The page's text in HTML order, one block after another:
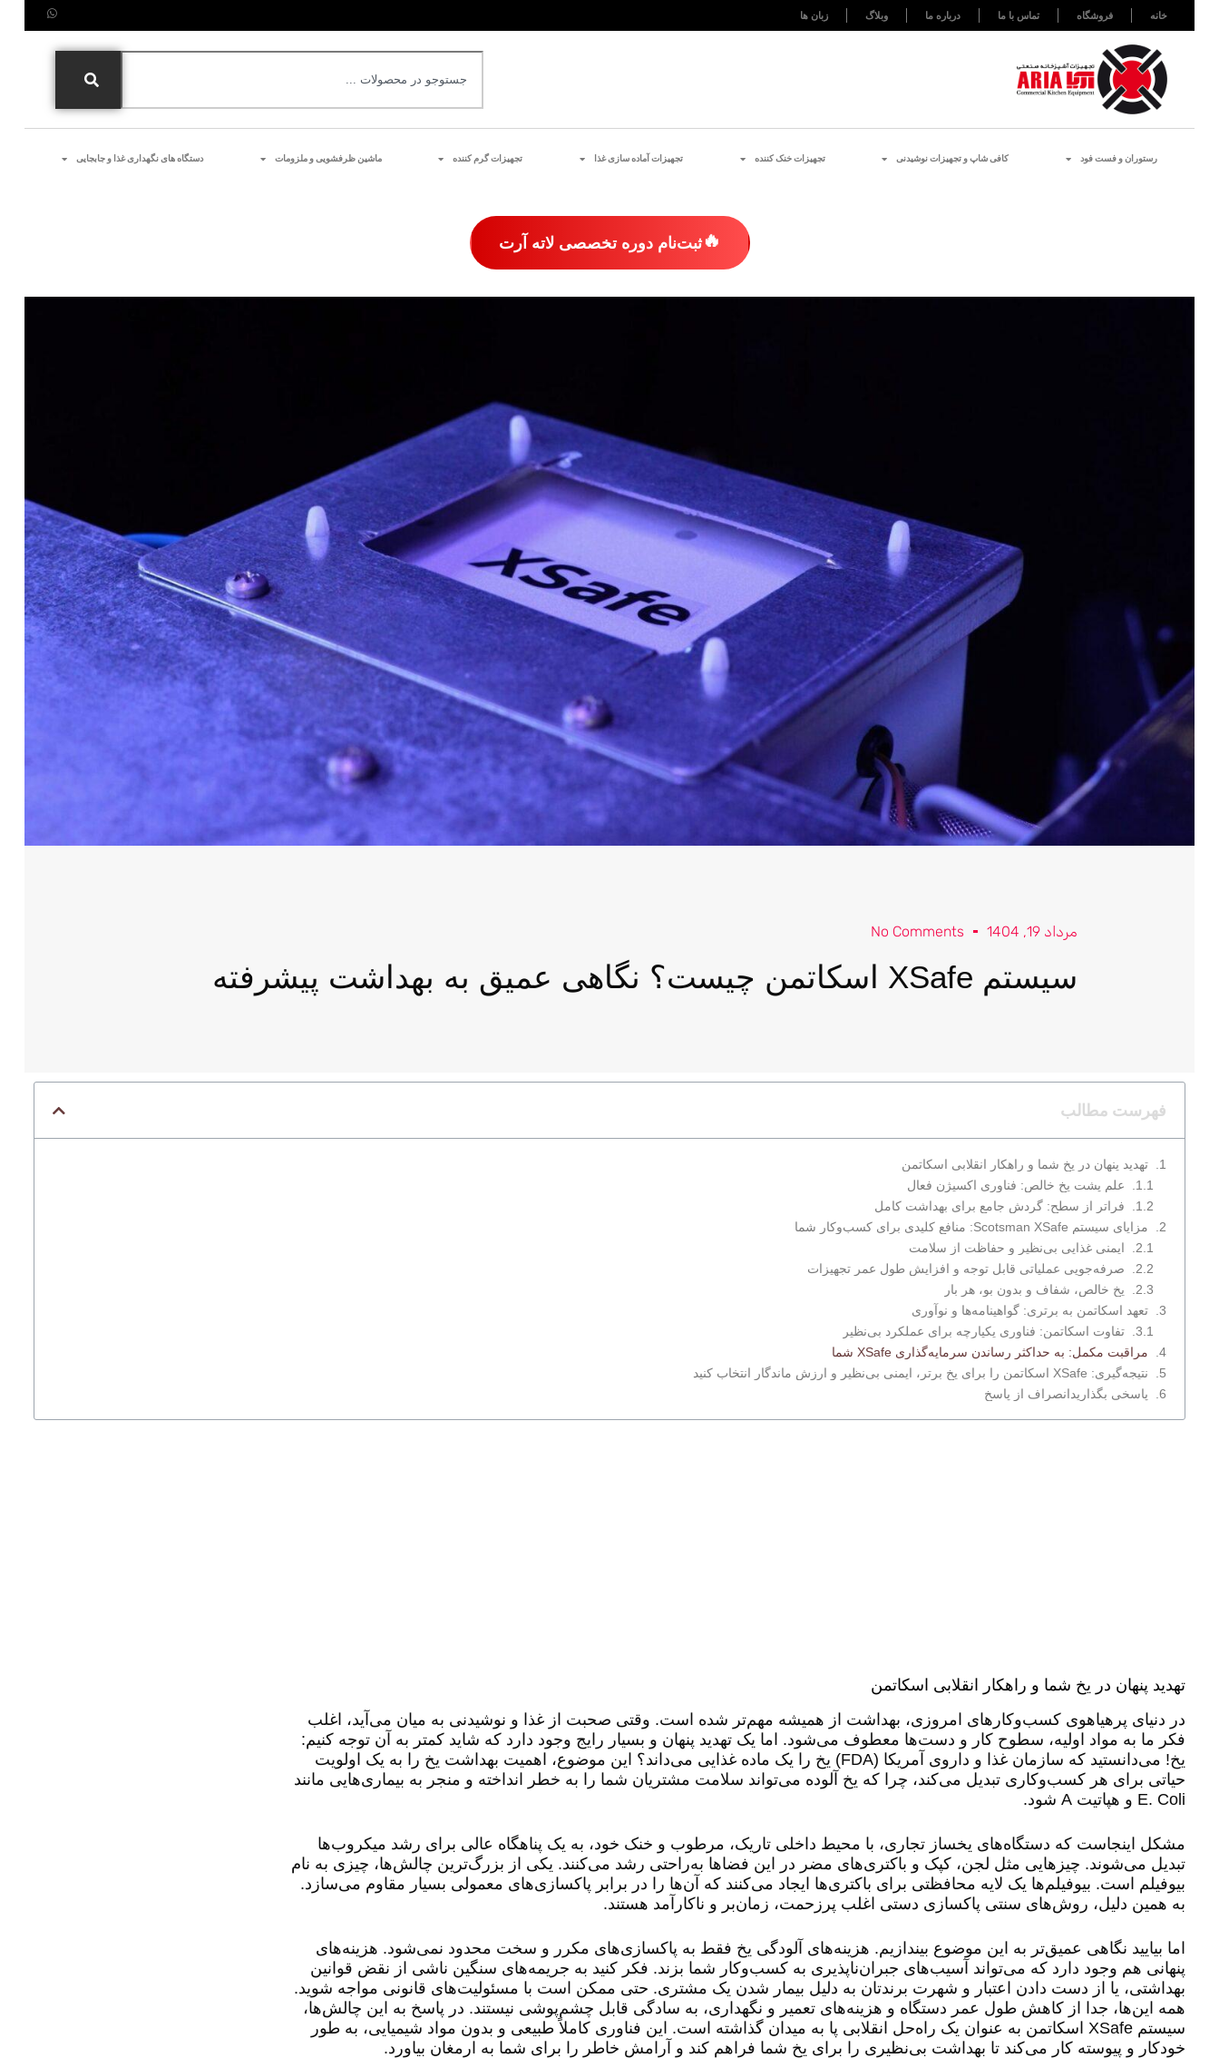
خانه فروشگاه تماس با ما درباره ما وبلاگ زبان ها
رستوران و فست فود کافی شاپ و تجهیزات نوشیدنی تجهیزات خنک کننده تجهیزات آماده سازی غذا تجهیزات گرم کننده ماشین ظرفشویی و ملزومات دستگاه های نگهداری غذا و جابجایی
🔥ثبت‌نام دوره تخصصی لاته آرت
مرداد 19, 1404 No Comments
سیستم XSafe اسکاتمن چیست؟ نگاهی عمیق به بهداشت پیشرفته
فهرست مطالب
تهدید پنهان در یخ شما و راهکار انقلابی اسکاتمن
علم پشت یخ خالص: فناوری اکسیژن فعال
فراتر از سطح: گردش جامع برای بهداشت کامل
مزایای سیستم Scotsman XSafe: منافع کلیدی برای کسب‌وکار شما
ایمنی غذایی بی‌نظیر و حفاظت از سلامت
صرفه‌جویی عملیاتی قابل توجه و افزایش طول عمر تجهیزات
یخ خالص، شفاف و بدون بو، هر بار
تعهد اسکاتمن به برتری: گواهینامه‌ها و نوآوری
تفاوت اسکاتمن: فناوری یکپارچه برای عملکرد بی‌نظیر
مراقبت مکمل: به حداکثر رساندن سرمایه‌گذاری XSafe شما
نتیجه‌گیری: XSafe اسکاتمن را برای یخ برتر، ایمنی بی‌نظیر و ارزش ماندگار انتخاب کنید
پاسخی بگذاریدانصراف از پاسخ
تهدید پنهان در یخ شما و راهکار انقلابی اسکاتمن
در دنیای پرهیاهوی کسب‌وکارهای امروزی، بهداشت از همیشه مهم‌تر شده است. وقتی صحبت از غذا و نوشیدنی به میان می‌آید، اغلب
فکر ما به مواد اولیه، سطوح کار و دست‌ها معطوف می‌شود. اما یک تهدید پنهان و بسیار رایج وجود دارد که شاید کمتر به آن توجه کنیم:
یخ! می‌دانستید که سازمان غذا و داروی آمریکا (FDA) یخ را یک ماده غذایی می‌داند؟ این موضوع، اهمیت بهداشت یخ را به یک اولویت
حیاتی برای هر کسب‌وکاری تبدیل می‌کند، چرا که یخ آلوده می‌تواند سلامت مشتریان شما را به خطر انداخته و منجر به بیماری‌هایی مانند
E. Coli و هپاتیت A شود.
مشکل اینجاست که دستگاه‌های یخساز تجاری، با محیط داخلی تاریک، مرطوب و خنک خود، به یک پناهگاه عالی برای رشد میکروب‌ها
تبدیل می‌شوند. چیزهایی مثل لجن، کپک و باکتری‌های مضر در این فضاها به‌راحتی رشد می‌کنند. یکی از بزرگ‌ترین چالش‌ها، چیزی به نام
بیوفیلم است. بیوفیلم‌ها یک لایه محافظتی برای باکتری‌ها ایجاد می‌کنند که آن‌ها را در برابر پاکسازی‌های معمولی بسیار مقاوم می‌سازد.
به همین دلیل، روش‌های سنتی پاکسازی دستی اغلب پرزحمت، زمان‌بر و ناکارآمد هستند.
اما بیایید نگاهی عمیق‌تر به این موضوع بیندازیم. هزینه‌های آلودگی یخ فقط به پاکسازی‌های مکرر و سخت محدود نمی‌شود. هزینه‌های
پنهانی هم وجود دارد که می‌تواند آسیب‌های جبران‌ناپذیری به کسب‌وکار شما بزند. فکر کنید به جریمه‌های سنگین ناشی از نقض قوانین
بهداشتی، یا از دست دادن اعتبار و شهرت برندتان به دلیل بیمار شدن یک مشتری. حتی ممکن است با مسئولیت‌های قانونی مواجه شوید.
همه این‌ها، جدا از کاهش طول عمر دستگاه و هزینه‌های تعمیر و نگهداری، به سادگی قابل چشم‌پوشی نیستند. در پاسخ به این چالش‌ها،
سیستم XSafe اسکاتمن به عنوان یک راه‌حل انقلابی پا به میدان گذاشته است. این فناوری کاملاً طبیعی و بدون مواد شیمیایی، به طور
خودکار و پیوسته کار می‌کند تا بهداشت بی‌نظیری را برای یخ شما فراهم کند و آرامش خاطر را برای شما به ارمغان بیاورد.